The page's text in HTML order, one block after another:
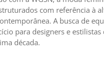
com referência à
A busca de
para designers e
década.